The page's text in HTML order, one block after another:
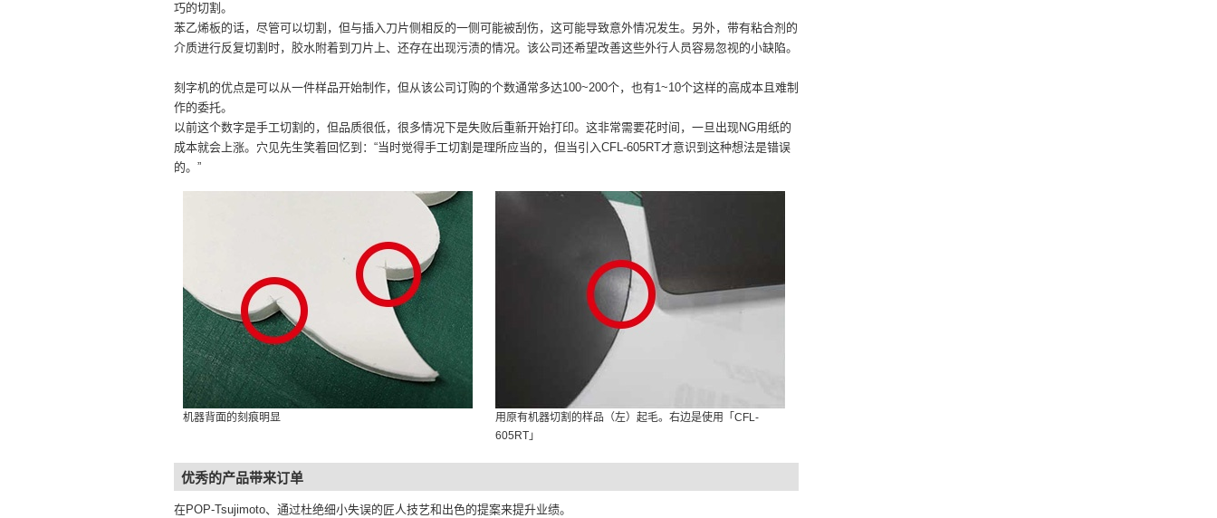
巧的切割。
苯乙烯板的话，尽管可以切割，但与插入刀片侧相反的一侧可能被刮伤，这可能导致意外情况发生。另外，带有粘合剂的
介质进行反复切割时，胶水附着到刀片上、还存在出现污渍的情况。该公司还希望改善这些外行人员容易忽视的小缺陷。
刻字机的优点是可以从一件样品开始制作，但从该公司订购的个数通常多达100~200个，也有1~10个这样的高成本且难制
作的委托。
以前这个数字是手工切割的，但品质很低，很多情况下是失败后重新开始打印。这非常需要花时间，一旦出现NG用纸的
成本就会上涨。穴见先生笑着回忆到：“当时觉得手工切割是理所应当的，但当引入CFL-605RT才意识到这种想法是错误
的。”
机器背面的刻痕明显
用原有机器切割的样品（左）起毛。右边是使用「CFL-
605RT」
优秀的产品带来订单
在POP-Tsujimoto、通过杜绝细小失误的匠人技艺和出色的提案来提升业绩。